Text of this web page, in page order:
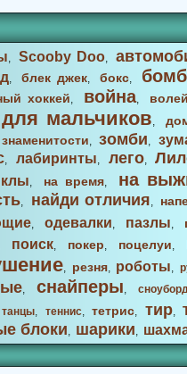
,Scooby Doo,
,блек джек,бокс,
хоккей, война,
для мальчиков,
знаменитости,зомби,
, лабиринты, лего,
, на время, на
, найди отличия,
, одевалки, пазлы,
поиск, покер, поцелуи,
, резня, роботы,
, снайперы,
танцы, теннис,тетрис, тир,
блоки, шарики,